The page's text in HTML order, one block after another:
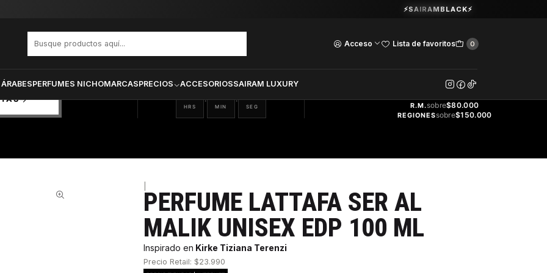
Acceso Lista de favoritos 0
PERFUMES NICHOMARCASPRECIOS ACCESORIOSSAIRAM LUXURY
Guardia Vieja 202. Oficina 102.Ver Horarios
⚡SAIRAMBLACK⚡
Malik Unisex Edp 100 ml
06
HRS
: 23
MIN
: 52
SEG
GRATIS
R.M.sobre$80.000
REGIONESsobre$150.000
PERFUME LATTAFA SER AL
MALIK UNISEX EDP 100 ML
Inspirado en Kirke Tiziana Terenzi
Precio Retail: $23.990